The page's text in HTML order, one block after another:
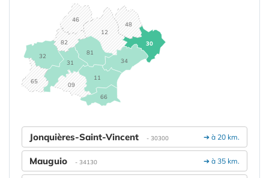
09
11
12
30
31
32
34
46
48
65
66
81
82
➔ à 20 km.
Jonquières-Saint-Vincent - 30300
➔ à 35 km.
Mauguio - 34130